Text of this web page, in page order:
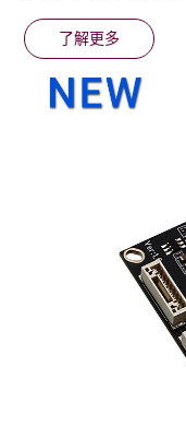
了解更多